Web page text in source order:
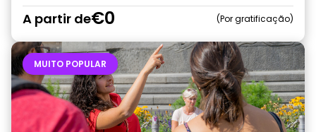
A partir de€0 Por gratificação
MUITO POPULAR